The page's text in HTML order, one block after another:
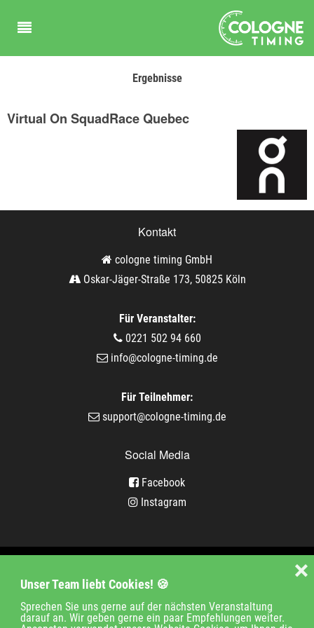
Unser Team liebt Cookies! 🍪
Sprechen Sie uns gerne auf der nächsten Veranstaltung
darauf an. Wir geben gerne ein paar Empfehlungen weiter.
❌
Ergebnisse
Virtual On SquadRace Quebec
Kontakt
cologne timing GmbH
Oskar-Jäger-Straße 173, 50825 Köln
Für Veranstalter:
0221 502 94 660
info@cologne-timing.de
Für Teilnehmer:
support@cologne-timing.de
Social Media
Facebook
Instagram
Unternehmen
Jobs Kontakt
Impressum